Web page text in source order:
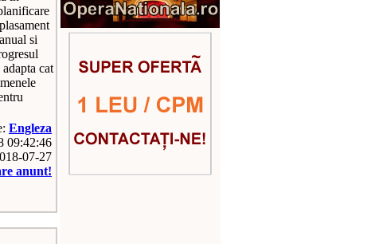
si
cat
Engleza
09:42:46
07-27
anunt!